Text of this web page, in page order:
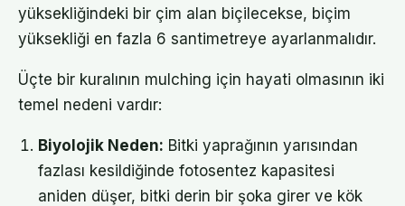
yüksekliğindeki bir çim alan biçilecekse, biçim
yüksekliği en fazla 6 santimetreye ayarlanmalıdır.
Üçte bir kuralının mulching için hayati olmasının iki
temel nedeni vardır:
Biyolojik Neden: Bitki yaprağının yarısından
fazlası kesildiğinde fotosentez kapasitesi
aniden düşer, bitki derin bir şoka girer ve kök